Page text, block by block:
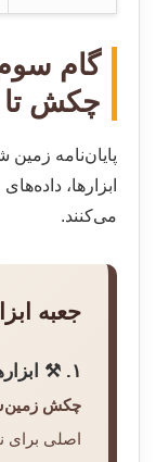
گام
چکش
پایان‌نامه
ابزارها،
می‌کنند.
جعبه
۱. ⚒️ ابزارهای میدانی:
چکش
اصلی برای